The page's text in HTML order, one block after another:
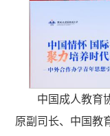
中国成人教育
原副司长、中国教